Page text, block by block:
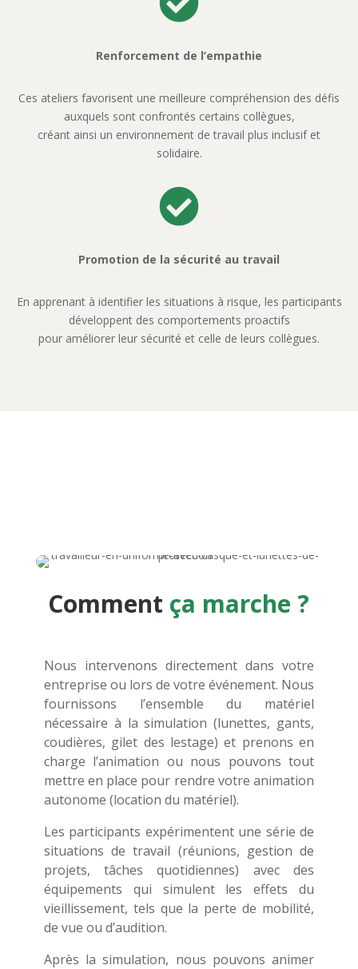
Renforcement de l’empathie
Ces ateliers favorisent une meilleure compréhension des défis
auxquels sont confrontés certains collègues,
créant ainsi un environnement de travail plus inclusif et
solidaire.

Promotion de la sécurité au travail
En apprenant à identifier les situations à risque, les participants
développent des comportements proactifs
pour améliorer leur sécurité et celle de leurs collègues.
Comment ça marche ?
Nous intervenons directement dans votre
entreprise ou lors de votre événement. Nous
fournissons l’ensemble du matériel
nécessaire à la simulation (lunettes, gants,
coudières, gilet des lestage) et prenons en
charge l’animation ou nous pouvons tout
mettre en place pour rendre votre animation
autonome (location du matériel).
Les participants expérimentent une série de
situations de travail (réunions, gestion de
projets, tâches quotidiennes) avec des
équipements qui simulent les effets du
vieillissement, tels que la perte de mobilité,
de vue ou d’audition.
Après la simulation, nous pouvons animer